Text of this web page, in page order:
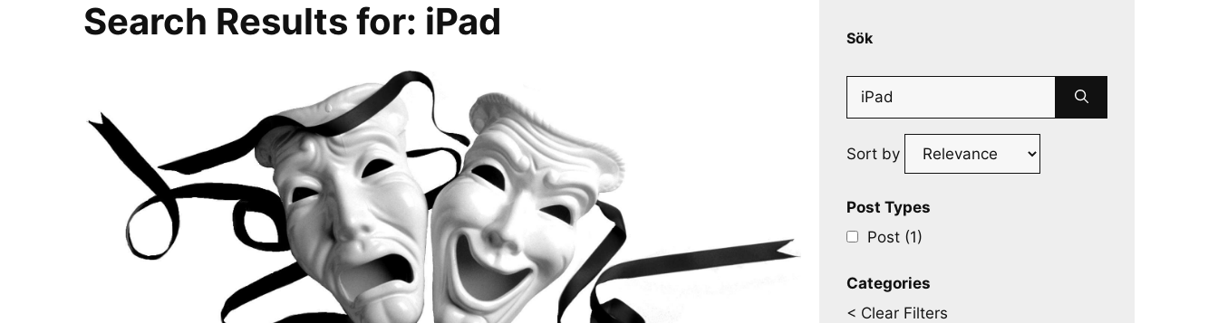
Search Results for: iPad Sök
Search
Sort by
Post Types
Post (1)
Categories
< Clear Filters